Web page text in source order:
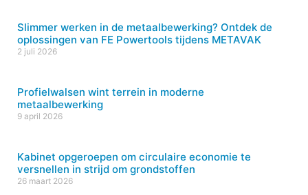
Slimmer werken in de metaalbewerking? Ontdek de
oplossingen van FE Powertools tijdens METAVAK
2 juli 2026
Profielwalsen wint terrein in moderne
metaalbewerking
9 april 2026
Kabinet opgeroepen om circulaire economie te
versnellen in strijd om grondstoffen
26 maart 2026